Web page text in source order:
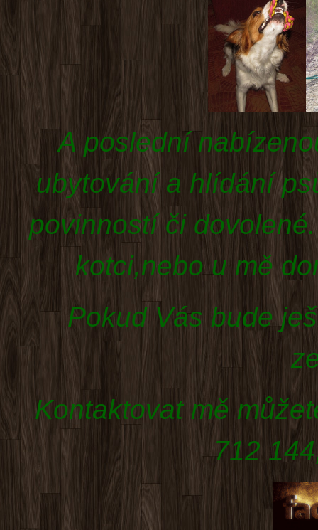
A poslední
ubytování a hlídání
povinností či
kotci,nebo u mě
Pokud Vás bude
Kontaktovat mě
712